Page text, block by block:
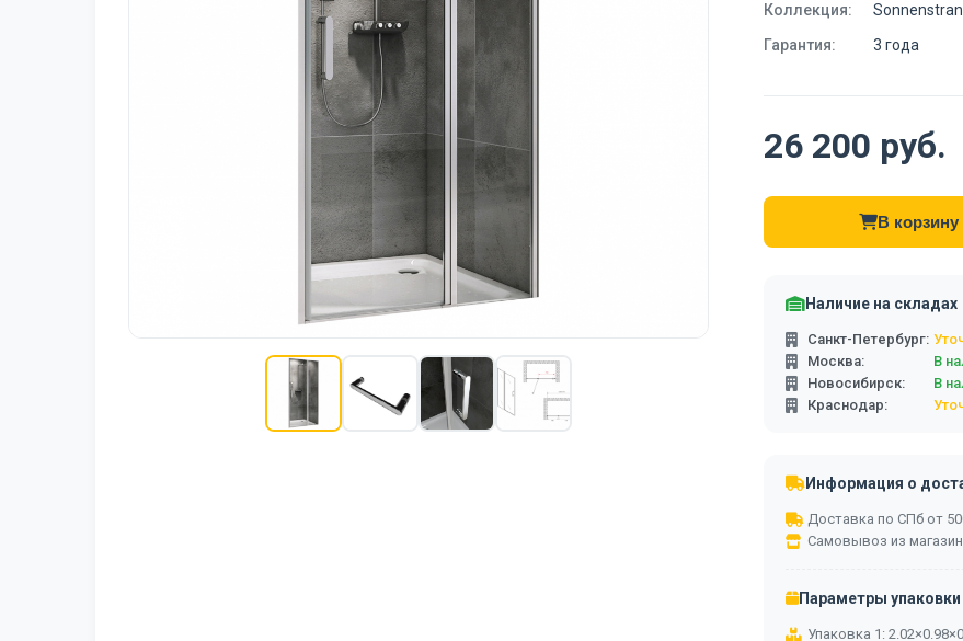
Коллекция:
Гарантия:
3 года
26 200 руб.
В корзину
Наличие на складах
Санкт-Петербург:
Москва:
В
Новосибирск:
В
Краснодар:
Информация о
Доставка по СПб от
Самовывоз из
Параметры упаковки
Упаковка 1: